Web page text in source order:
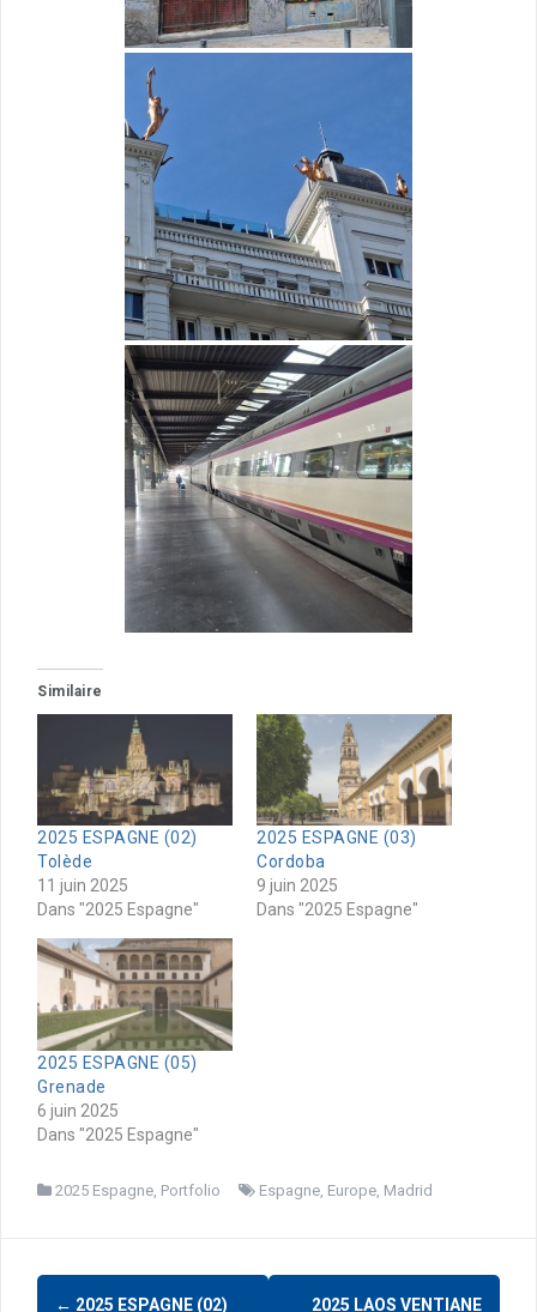
Similaire
2025 ESPAGNE (02)
Tolède
11 juin 2025
Dans "2025 Espagne"
2025 ESPAGNE (03)
Cordoba
9 juin 2025
Dans "2025 Espagne"
2025 ESPAGNE (05)
Grenade
6 juin 2025
Dans "2025 Espagne"
2025 Espagne Portfolio Espagne Europe Madrid
Navigation
← 2025 ESPAGNE (02) 2025 LAOS VENTIANE